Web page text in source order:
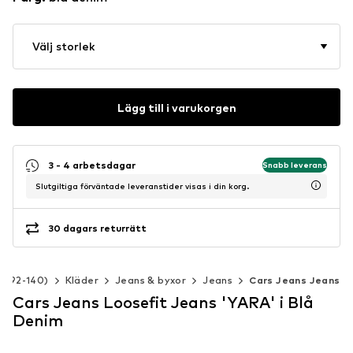
Välj storlek
Lägg till i varukorgen
3 - 4 arbetsdagar Snabb leverans
Slutgiltiga förväntade leveranstider visas i din korg.
30 dagars returrätt
92-140) Kläder Jeans & byxor Jeans Cars Jeans Jeans
Cars Jeans Loosefit Jeans 'YARA' i Blå
Denim